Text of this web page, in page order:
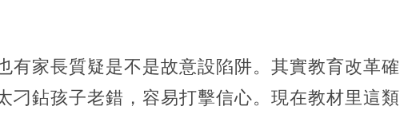
有家長質疑是不是故意設陷阱。其實教育改革確
刁鉆孩子老錯，容易打擊信心。現在教材里這類